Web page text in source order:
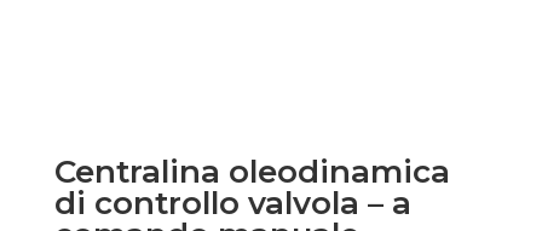
Centralina oleodinamica
di controllo valvola – a